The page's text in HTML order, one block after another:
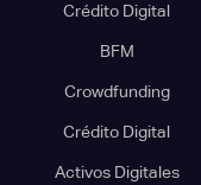
Crédito Digital
BFM
Crowdfunding
Crédito Digital
Activos Digitales